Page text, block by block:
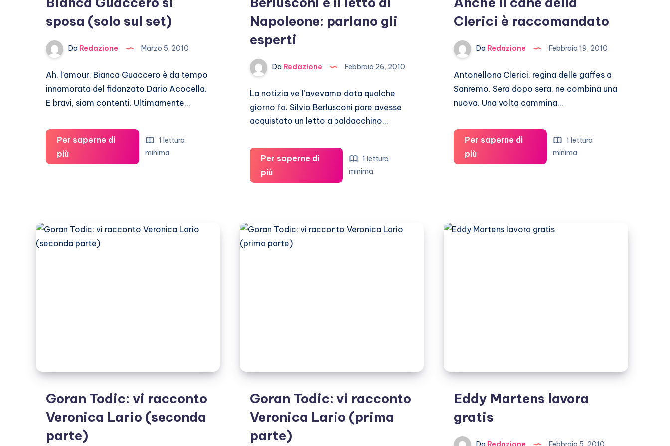
sposa (solo sul set)
Da Redazione Marzo 5, 2010
Ah, l’amour. Bianca Guaccero è da tempo
innamorata del fidanzato Dario Acocella.
E bravi, siam contenti. Ultimamente…
Per saperne di
piùBianca
Guaccero
1 lettura
minima
Napoleone: parlano gli
esperti
Da Redazione Febbraio 26, 2010
La notizia ve l’avevamo data qualche
giorno fa. Silvio Berlusconi pare avesse
acquistato un letto a baldacchino…
Per saperne di
piùBerlusconi
e
di
Napoleone:
1 lettura
minima
Clerici è raccomandato
Da Redazione Febbraio 19, 2010
Antonellona Clerici, regina delle gaffes a
Sanremo. Sera dopo sera, ne combina una
nuova. Una volta cammina…
Per saperne di
piùAnche
il
raccomandato
1 lettura
minima
Goran Todic: vi racconto
Veronica Lario (seconda
parte)
Goran Todic: vi racconto
Veronica Lario (prima
parte)
Eddy Martens lavora
gratis
Da Redazione Febbraio 5, 2010